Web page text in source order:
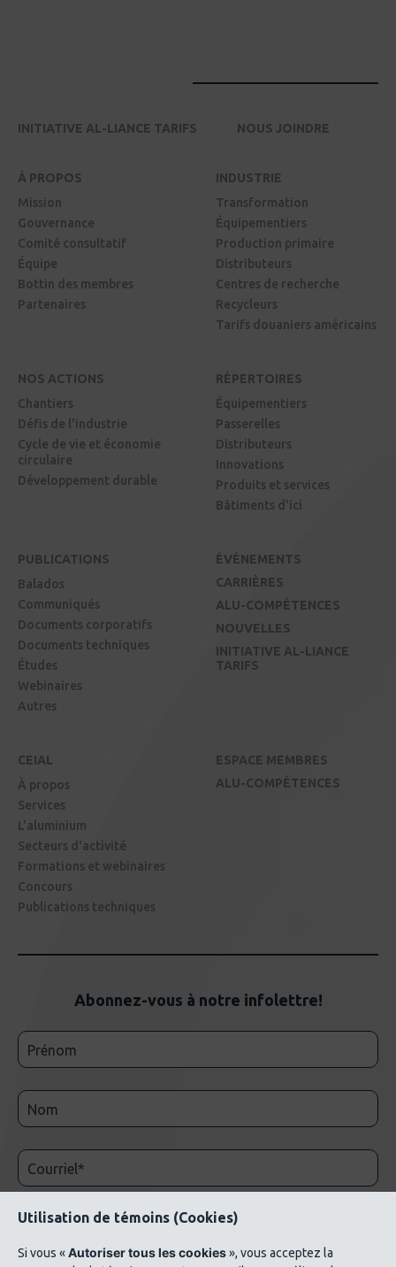
INITIATIVE AL-LIANCE TARIFS NOUS JOINDRE
À PROPOS
Mission
Gouvernance
Comité consultatif
Équipe
Bottin des membres
Partenaires
INDUSTRIE
Transformation
Équipementiers
Production primaire
Distributeurs
Centres de recherche
Recycleurs
Tarifs douaniers américains
NOS ACTIONS
Chantiers
Défis de l'industrie
Cycle de vie et économie
circulaire
Développement durable
RÉPERTOIRES
Équipementiers
Passerelles
Distributeurs
Innovations
Produits et services
Bâtiments d'ici
PUBLICATIONS
Balados
Communiqués
Documents corporatifs
Documents techniques
Études
Webinaires
Autres
ÉVÉNEMENTS
CARRIÈRES
ALU-COMPÉTENCES
NOUVELLES
INITIATIVE AL-LIANCE
TARIFS
CEIAL
À propos
Services
L'aluminium
Secteurs d'activité
Formations et webinaires
Concours
Publications techniques
ESPACE MEMBRES
ALU-COMPÉTENCES
Abonnez-vous à notre infolettre!
Utilisation de témoins (Cookies)
Si vous «Autoriser tous les cookies», vous acceptez la